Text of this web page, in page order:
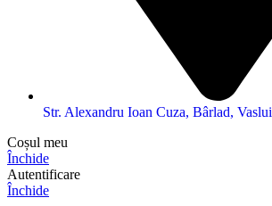
Str. Alexandru Ioan Cuza, Bârlad, Vaslui
Coșul meu
Închide
Autentificare
Închide